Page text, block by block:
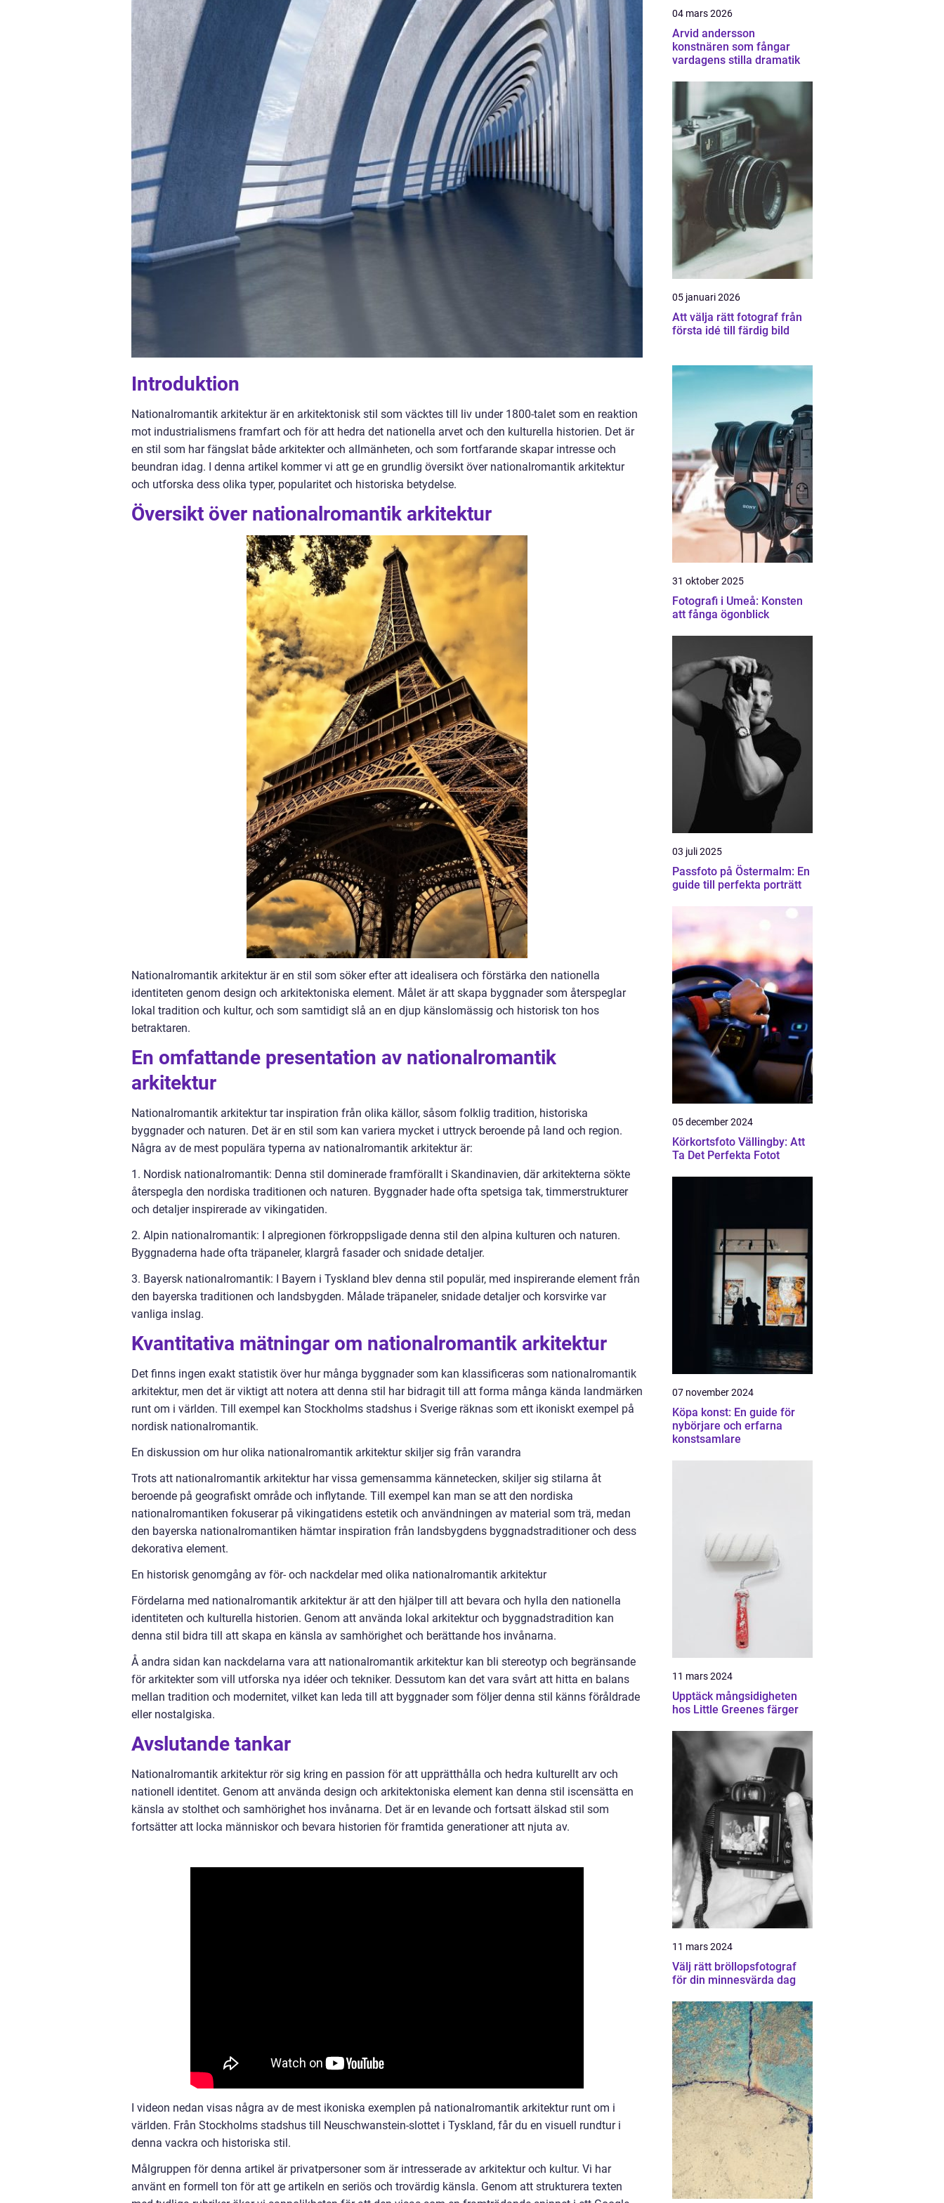
Introduktion
Nationalromantik arkitektur är en arkitektonisk stil som väcktes till liv under 1800-talet som en reaktion
mot industrialismens framfart och för att hedra det nationella arvet och den kulturella historien. Det är
en stil som har fängslat både arkitekter och allmänheten, och som fortfarande skapar intresse och
beundran idag. I denna artikel kommer vi att ge en grundlig översikt över nationalromantik arkitektur
och utforska dess olika typer, popularitet och historiska betydelse.
Översikt över nationalromantik arkitektur
Nationalromantik arkitektur är en stil som söker efter att idealisera och förstärka den nationella
identiteten genom design och arkitektoniska element. Målet är att skapa byggnader som återspeglar
lokal tradition och kultur, och som samtidigt slå an en djup känslomässig och historisk ton hos
betraktaren.
En omfattande presentation av nationalromantik
arkitektur
Nationalromantik arkitektur tar inspiration från olika källor, såsom folklig tradition, historiska
byggnader och naturen. Det är en stil som kan variera mycket i uttryck beroende på land och region.
Några av de mest populära typerna av nationalromantik arkitektur är:
1. Nordisk nationalromantik: Denna stil dominerade framförallt i Skandinavien, där arkitekterna sökte
återspegla den nordiska traditionen och naturen. Byggnader hade ofta spetsiga tak, timmerstrukturer
och detaljer inspirerade av vikingatiden.
2. Alpin nationalromantik: I alpregionen förkroppsligade denna stil den alpina kulturen och naturen.
Byggnaderna hade ofta träpaneler, klargrå fasader och snidade detaljer.
3. Bayersk nationalromantik: I Bayern i Tyskland blev denna stil populär, med inspirerande element från
den bayerska traditionen och landsbygden. Målade träpaneler, snidade detaljer och korsvirke var
vanliga inslag.
Kvantitativa mätningar om nationalromantik arkitektur
Det finns ingen exakt statistik över hur många byggnader som kan klassificeras som nationalromantik
arkitektur, men det är viktigt att notera att denna stil har bidragit till att forma många kända landmärken
runt om i världen. Till exempel kan Stockholms stadshus i Sverige räknas som ett ikoniskt exempel på
nordisk nationalromantik.
En diskussion om hur olika nationalromantik arkitektur skiljer sig från varandra
Trots att nationalromantik arkitektur har vissa gemensamma kännetecken, skiljer sig stilarna åt
beroende på geografiskt område och inflytande. Till exempel kan man se att den nordiska
nationalromantiken fokuserar på vikingatidens estetik och användningen av material som trä, medan
den bayerska nationalromantiken hämtar inspiration från landsbygdens byggnadstraditioner och dess
dekorativa element.
En historisk genomgång av för- och nackdelar med olika nationalromantik arkitektur
Fördelarna med nationalromantik arkitektur är att den hjälper till att bevara och hylla den nationella
identiteten och kulturella historien. Genom att använda lokal arkitektur och byggnadstradition kan
denna stil bidra till att skapa en känsla av samhörighet och berättande hos invånarna.
Å andra sidan kan nackdelarna vara att nationalromantik arkitektur kan bli stereotyp och begränsande
för arkitekter som vill utforska nya idéer och tekniker. Dessutom kan det vara svårt att hitta en balans
mellan tradition och modernitet, vilket kan leda till att byggnader som följer denna stil känns föråldrade
eller nostalgiska.
Avslutande tankar
Nationalromantik arkitektur rör sig kring en passion för att upprätthålla och hedra kulturellt arv och
nationell identitet. Genom att använda design och arkitektoniska element kan denna stil iscensätta en
känsla av stolthet och samhörighet hos invånarna. Det är en levande och fortsatt älskad stil som
fortsätter att locka människor och bevara historien för framtida generationer att njuta av.
I videon nedan visas några av de mest ikoniska exemplen på nationalromantik arkitektur runt om i
världen. Från Stockholms stadshus till Neuschwanstein-slottet i Tyskland, får du en visuell rundtur i
denna vackra och historiska stil.
Målgruppen för denna artikel är privatpersoner som är intresserade av arkitektur och kultur. Vi har
använt en formell ton för att ge artikeln en seriös och trovärdig känsla. Genom att strukturera texten
04 mars 2026
Arvid andersson
konstnären som fångar
vardagens stilla dramatik
05 januari 2026
Att välja rätt fotograf från
första idé till färdig bild
31 oktober 2025
Fotografi i Umeå: Konsten
att fånga ögonblick
03 juli 2025
Passfoto på Östermalm: En
guide till perfekta porträtt
05 december 2024
Körkortsfoto Vällingby: Att
Ta Det Perfekta Fotot
07 november 2024
Köpa konst: En guide för
nybörjare och erfarna
konstsamlare
11 mars 2024
Upptäck mångsidigheten
hos Little Greenes färger
11 mars 2024
Välj rätt bröllopsfotograf
för din minnesvärda dag